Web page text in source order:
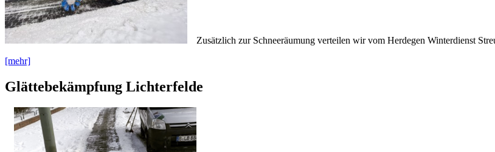
Zusätzlich zur Schneeräumung verteilen wir vom Herdegen Winterdienst
[mehr]
Glättebekämpfung Lichterfelde